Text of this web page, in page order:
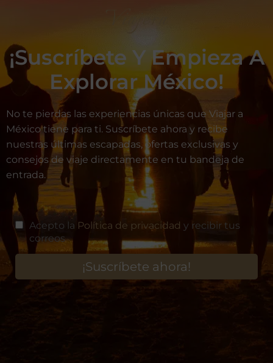
Viajera
¡Suscríbete Y Empieza A
Explorar México!
No te pierdas las experiencias únicas que Viajar a
México tiene para ti. Suscríbete ahora y recibe
nuestras últimas escapadas, ofertas exclusivas y
consejos de viaje directamente en tu bandeja de
entrada.